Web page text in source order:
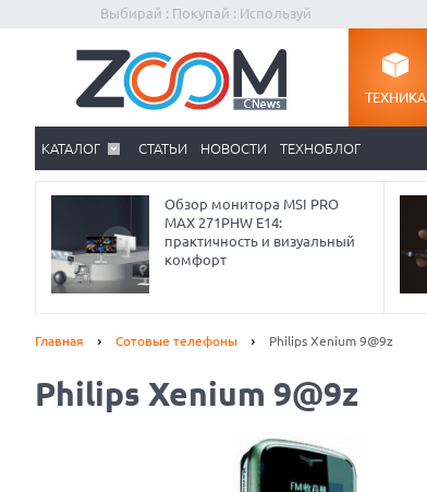
Выбирай : Покупай : Используй
ТЕХНИКА
КАТАЛОГ СТАТЬИ НОВОСТИ ТЕХНОБЛОГ
Обзор монитора MSI PRO
MAX 271PHW E14:
практичность и визуальный
комфорт
Главная Сотовые телефоны Philips Xenium 9@9z
Philips Xenium 9@9z